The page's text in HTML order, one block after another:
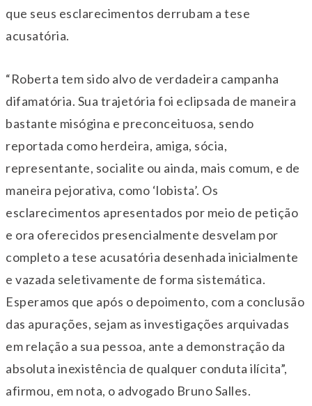
que seus esclarecimentos derrubam a tese
acusatória.
“Roberta tem sido alvo de verdadeira campanha
difamatória. Sua trajetória foi eclipsada de maneira
bastante misógina e preconceituosa, sendo
reportada como herdeira, amiga, sócia,
representante, socialite ou ainda, mais comum, e de
maneira pejorativa, como ‘lobista’. Os
esclarecimentos apresentados por meio de petição
e ora oferecidos presencialmente desvelam por
completo a tese acusatória desenhada inicialmente
e vazada seletivamente de forma sistemática.
Esperamos que após o depoimento, com a conclusão
das apurações, sejam as investigações arquivadas
em relação a sua pessoa, ante a demonstração da
absoluta inexistência de qualquer conduta ilícita”,
afirmou, em nota, o advogado Bruno Salles.